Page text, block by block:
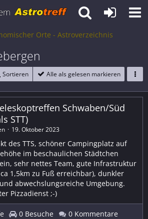
Orte - Astroverzeichnis
Sortieren Alle als gelesen markieren
Schwaben/Süd
STT)
19. Oktober 2023
des TTS, schöner Campingplatz auf
im beschaulichen Städtchen
sehr nettes Team, gute Infrastruktur
1,5km zu Fuß erreichbar), dunkler
abwechslungsreiche Umgebung.
Pizzadienst ;-)
0 Besuche 0 Kommentare